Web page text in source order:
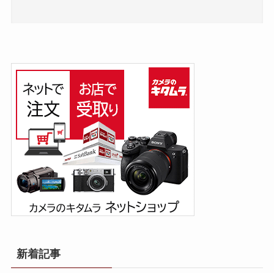
新着記事